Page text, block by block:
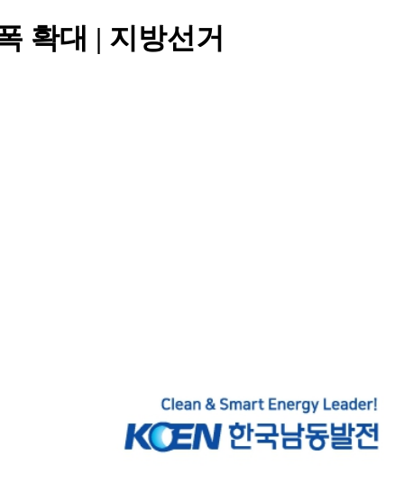
확대 | 지방선거